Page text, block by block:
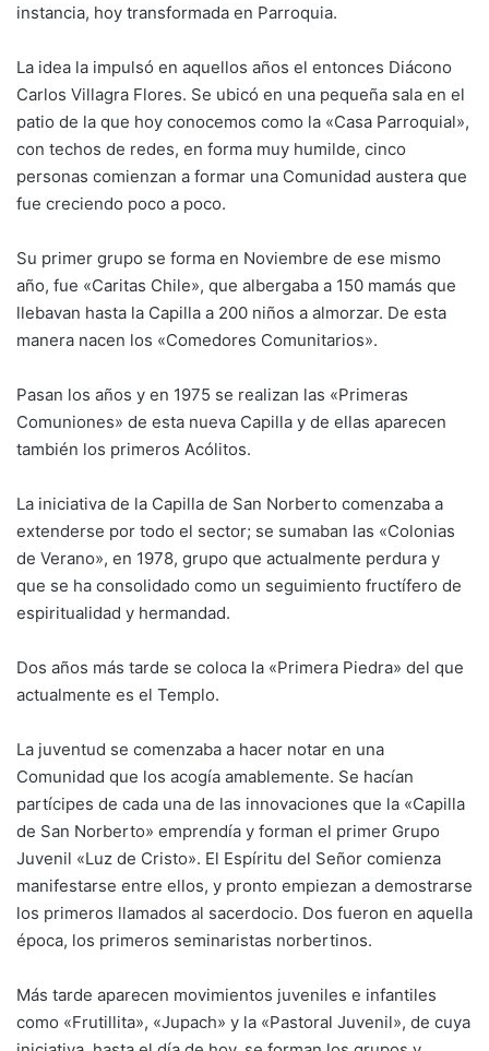
instancia, hoy transformada en Parroquia.
La idea la impulsó en aquellos años el entonces Diácono
Carlos Villagra Flores. Se ubicó en una pequeña sala en el
patio de la que hoy conocemos como la «Casa Parroquial»,
con techos de redes, en forma muy humilde, cinco
personas comienzan a formar una Comunidad austera que
fue creciendo poco a poco.
Su primer grupo se forma en Noviembre de ese mismo
año, fue «Caritas Chile», que albergaba a 150 mamás que
llebavan hasta la Capilla a 200 niños a almorzar. De esta
manera nacen los «Comedores Comunitarios».
Pasan los años y en 1975 se realizan las «Primeras
Comuniones» de esta nueva Capilla y de ellas aparecen
también los primeros Acólitos.
La iniciativa de la Capilla de San Norberto comenzaba a
extenderse por todo el sector; se sumaban las «Colonias
de Verano», en 1978, grupo que actualmente perdura y
que se ha consolidado como un seguimiento fructífero de
espiritualidad y hermandad.
Dos años más tarde se coloca la «Primera Piedra» del que
actualmente es el Templo.
La juventud se comenzaba a hacer notar en una
Comunidad que los acogía amablemente. Se hacían
partícipes de cada una de las innovaciones que la «Capilla
de San Norberto» emprendía y forman el primer Grupo
Juvenil «Luz de Cristo». El Espíritu del Señor comienza
manifestarse entre ellos, y pronto empiezan a demostrarse
los primeros llamados al sacerdocio. Dos fueron en aquella
época, los primeros seminaristas norbertinos.
Más tarde aparecen movimientos juveniles e infantiles
como «Frutillita», «Jupach» y la «Pastoral Juvenil», de cuya